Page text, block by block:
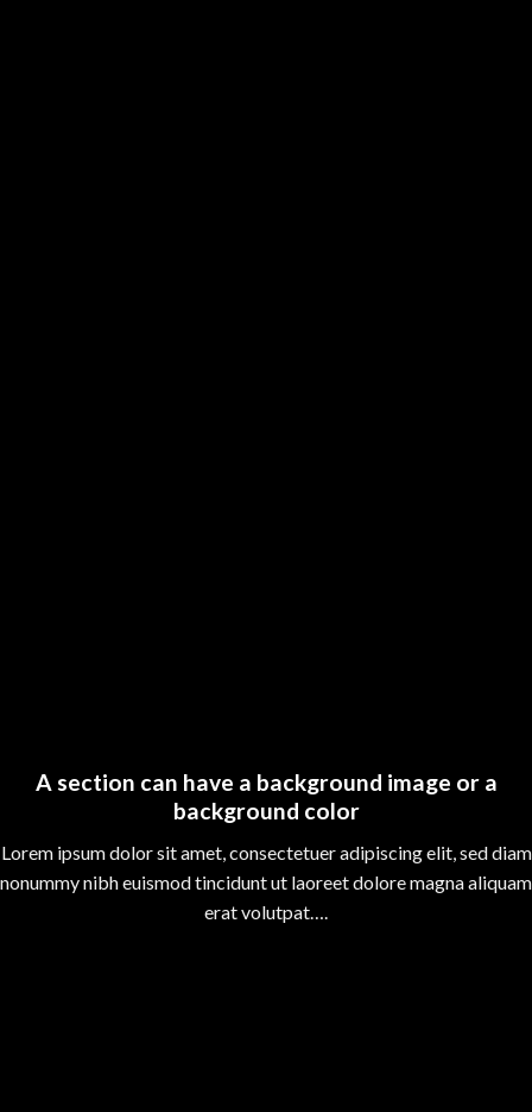
A section can have a background image or a
background color
Lorem ipsum dolor sit amet, consectetuer adipiscing elit, sed diam
nonummy nibh euismod tincidunt ut laoreet dolore magna aliquam
erat volutpat….